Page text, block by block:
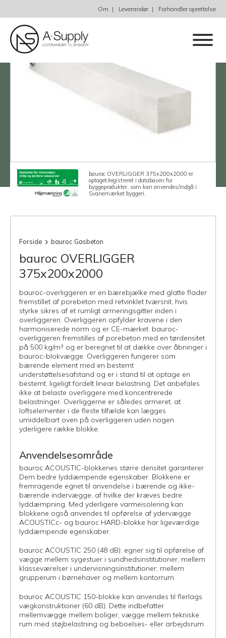
Om Leverandør Forhandler oprettelse
bauroc OVERLIGGER 375x200x2000 er
optaget/registreret i databasen for
byggeprodukter, som kan anvendes/indgå i
Svanemærket byggeri.
Forside bauroc Gasbeton
bauroc OVERLIGGER
375x200x2000
bauroc-overliggeren er en bærebjælke med glatte flader
fremstillet af porebeton med retvinklet tværsnit, hvis
styrke sikres af et rumligt armeringsgitter inden i
overliggeren. Overliggeren opfylder kravene i den
harmoniserede norm og er CE-mærket. bauroc-
overliggeren fremstilles af porebeton med en tørdensitet
på 500 kg/m³ og er beregnet til at dække over åbninger i
bauroc-blokvægge. Overliggeren fungerer som
bærende element med en bestemt
understøttelsesafstand og er i stand til at optage en
bestemt, ligeligt fordelt linear belastning. Det anbefales
ikke at belaste overliggere med koncentrerede
belastninger. Overliggerne er således armeret, at
loftselementer i de fleste tilfælde kan lægges
umiddelbart oven på overliggeren uden nogen
yderligere række blokke.
Anvendelsesområde
bauroc ACOUSTIC-blokkenes større densitet garanterer
Dem bedre lyddæmpende egenskaber. Blokkene er
fremragende egnet til anvendelse i bærende og ikke-
bærende indervægge, af hvilke der kræves bedre
lyddæmpning. Med yderligere varmeisolering kan
blokkene også anvendes til opførelse af ydervægge.
ACOUSTICc- og bauroc HARD-blokke har ligeværdige
lyddæmpende egenskaber.
bauroc ACOUSTIC 250 (48 dB): egner sig til opførelse af
vægge mellem sygestuer i sundhedsinstitutioner, mellem
klasseværelser i undervisningsinstitutioner, mellem
grupperum i børnehaver og mellem kontorrum.
bauroc ACOUSTIC 150-blokke kan anvendes til flerlags
vægkonstruktioner (60 dB). Dette indbefatter
mellemvægge mellem boliger, vægge mellem tekniske
rum med støjbelastning og beboelses- eller arbejdsrum
.